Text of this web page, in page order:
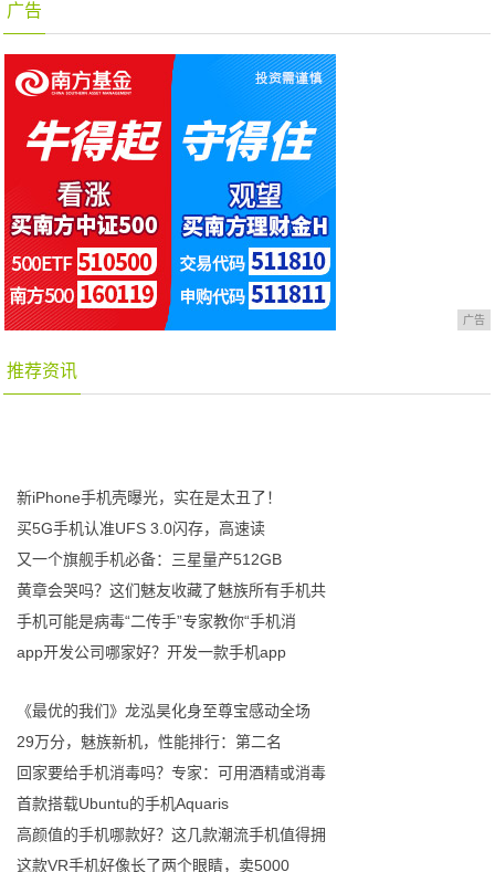
广告
广告
推荐资讯
新iPhone手机壳曝光，实在是太丑了！
买5G手机认准UFS 3.0闪存，高速读
又一个旗舰手机必备：三星量产512GB
黄章会哭吗？这们魅友收藏了魅族所有手机共
手机可能是病毒“二传手”专家教你“手机消
app开发公司哪家好？开发一款手机app
《最优的我们》龙泓昊化身至尊宝感动全场
29万分，魅族新机，性能排行：第二名
回家要给手机消毒吗？专家：可用酒精或消毒
首款搭载Ubuntu的手机Aquaris
高颜值的手机哪款好？这几款潮流手机值得拥
这款VR手机好像长了两个眼睛，卖5000